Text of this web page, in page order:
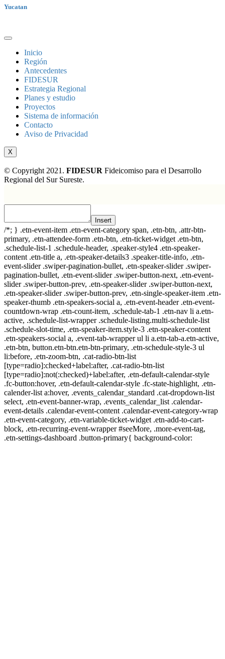
Yucatan
Inicio
Región
Antecedentes
FIDESUR
Estrategia Regional
Planes y estudio
Proyectos
Sistema de información
Contacto
Aviso de Privacidad
X
© Copyright 2021. FIDESUR Fideicomiso para el Desarrollo
Regional del Sur Sureste.
Insert
/*; } .etn-event-item .etn-event-category span, .etn-btn, .attr-btn-
primary, .etn-attendee-form .etn-btn, .etn-ticket-widget .etn-btn,
.schedule-list-1 .schedule-header, .speaker-style4 .etn-speaker-
content .etn-title a, .etn-speaker-details3 .speaker-title-info, .etn-
event-slider .swiper-pagination-bullet, .etn-speaker-slider .swiper-
pagination-bullet, .etn-event-slider .swiper-button-next, .etn-event-
slider .swiper-button-prev, .etn-speaker-slider .swiper-button-next,
.etn-speaker-slider .swiper-button-prev, .etn-single-speaker-item .etn-
speaker-thumb .etn-speakers-social a, .etn-event-header .etn-event-
countdown-wrap .etn-count-item, .schedule-tab-1 .etn-nav li a.etn-
active, .schedule-list-wrapper .schedule-listing.multi-schedule-list
.schedule-slot-time, .etn-speaker-item.style-3 .etn-speaker-content
.etn-speakers-social a, .event-tab-wrapper ul li a.etn-tab-a.etn-active,
.etn-btn, button.etn-btn.etn-btn-primary, .etn-schedule-style-3 ul
li:before, .etn-zoom-btn, .cat-radio-btn-list
[type=radio]:checked+label:after, .cat-radio-btn-list
[type=radio]:not(:checked)+label:after, .etn-default-calendar-style
.fc-button:hover, .etn-default-calendar-style .fc-state-highlight, .etn-
calender-list a:hover, .events_calendar_standard .cat-dropdown-list
select, .etn-event-banner-wrap, .events_calendar_list .calendar-
event-details .calendar-event-content .calendar-event-category-wrap
.etn-event-category, .etn-variable-ticket-widget .etn-add-to-cart-
block, .etn-recurring-event-wrapper #seeMore, .more-event-tag,
.etn-settings-dashboard .button-primary{ background-color: